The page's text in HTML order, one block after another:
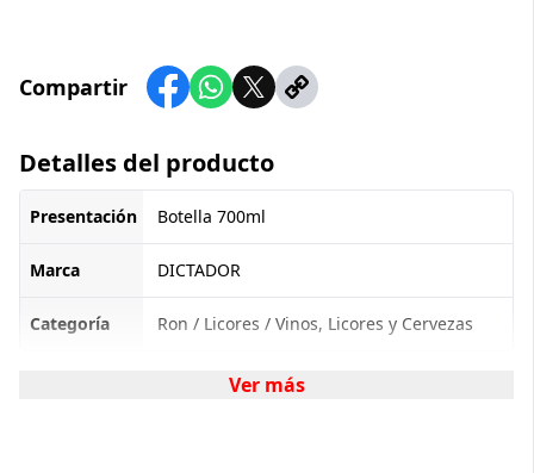
Compartir
Detalles del producto
Presentación Botella 700ml
Marca DICTADOR
Categoría Ron / Licores / Vinos, Licores y Cervezas
Ver más